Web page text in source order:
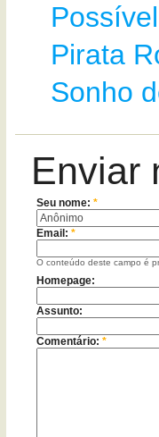
Pirata
Sonho
Enviar
Seu nome:*
Email:*
O conteúdo deste campo é
Homepage:
Assunto:
Comentário:*